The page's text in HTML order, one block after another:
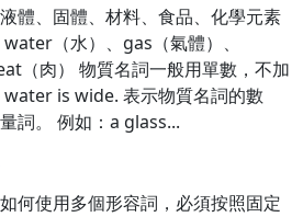
體、固體、材料、食品、化學元素
（水）、gas（氣體）、
（肉） 物質名詞一般用單數，不加
is wide. 表示物質名詞的數
詞。 例如：a glass...
何使用多個形容詞，必須按照固定